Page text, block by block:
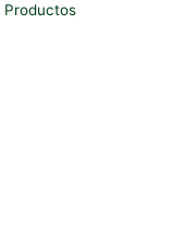
Productos